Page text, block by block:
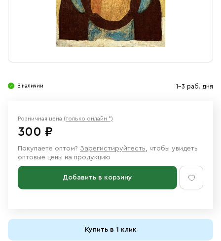
Ювелирные изделия
В наличии 1-3 раб. дня
Розничная цена (только онлайн *)
300 ₽
Покупаете оптом? Зарегистируйтесть, чтобы увидеть
оптовые цены на продукцию
Добавить в корзину
Купить в 1 клик